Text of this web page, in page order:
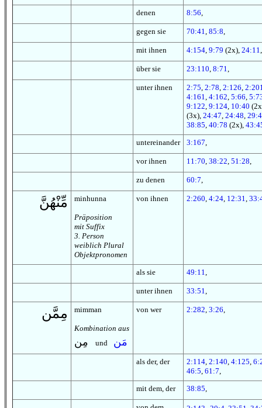
denen 8:56,
gegen sie 70:41, 85:8,
mit ihnen 4:154, 9:79 (2x), 24:11,
über sie 23:110, 8:71,
unter ihnen 2:75, 2:78, 2:126,
4:161, 4:162, 5:66,
9:122, 9:124, 10:40
(3x), 24:47, 24:48,
38:85, 40:78 (2x),
untereinander
3:167,
vor ihnen 11:70, 38:22, 51:28,
zu denen 60:7,
مِّنْهُنَّ minhunna
Präposition
mit Suffix
3. Person
weiblich Plural
Objektpronomen
von ihnen 2:260, 4:24, 12:31,
als sie 49:11,
unter ihnen 33:51,
مِمَّن mimman
Kombination aus
مِن und مَن
von wer 2:282, 3:26,
als der, der 2:114, 2:140, 4:125,
46:5, 61:7,
mit dem, der
38:85,